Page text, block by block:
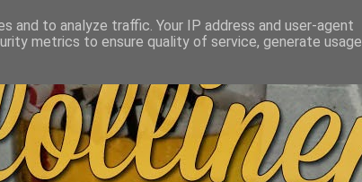
and to analyze traffic. Your IP address and user-agent
metrics to ensure quality of service, generate usage